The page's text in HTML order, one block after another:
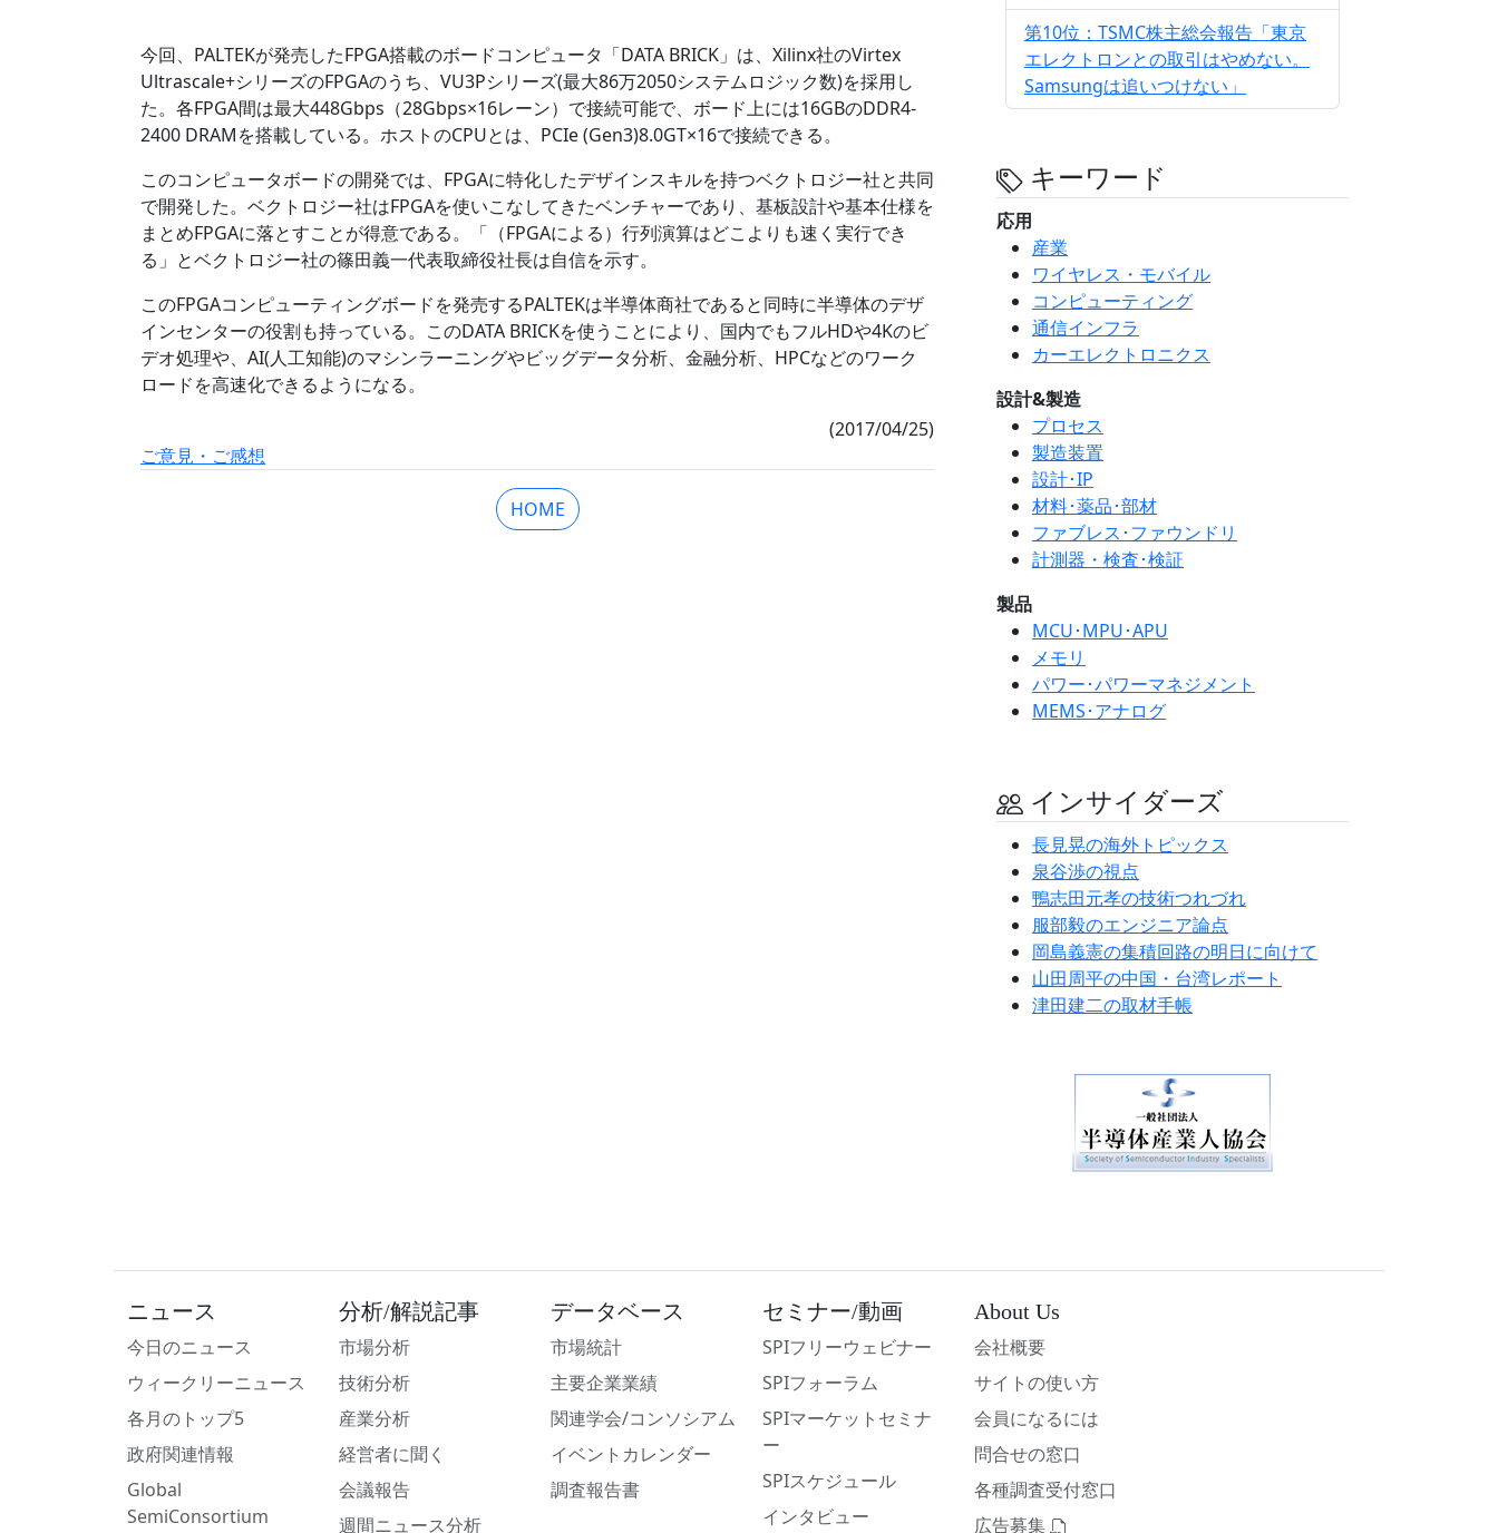
今回、PALTEKが発売したFPGA搭載のボードコンピュータ「DATA BRICK」は、Xilinx社のVirtex
Ultrascale+シリーズのFPGAのうち、VU3Pシリーズ(最大86万2050システムロジック数)を採用し
た。各FPGA間は最大448Gbps（28Gbps×16レーン）で接続可能で、ボード上には16GBのDDR4-
2400 DRAMを搭載している。ホストのCPUとは、PCIe (Gen3)8.0GT×16で接続できる。
このコンピュータボードの開発では、FPGAに特化したデザインスキルを持つベクトロジー社と共同
で開発した。ベクトロジー社はFPGAを使いこなしてきたベンチャーであり、基板設計や基本仕様を
まとめFPGAに落とすことが得意である。「（FPGAによる）行列演算はどこよりも速く実行でき
る」とベクトロジー社の篠田義一代表取締役社長は自信を示す。
このFPGAコンピューティングボードを発売するPALTEKは半導体商社であると同時に半導体のデザ
インセンターの役割も持っている。このDATA BRICKを使うことにより、国内でもフルHDや4Kのビ
デオ処理や、AI(人工知能)のマシンラーニングやビッグデータ分析、金融分析、HPCなどのワーク
ロードを高速化できるようになる。
(2017/04/25)
ご意見・ご感想
HOME
第10位：TSMC株主総会報告「東京
エレクトロンとの取引はやめない。
Samsungは追いつけない」
キーワード
応用
産業
ワイヤレス・モバイル
コンピューティング
通信インフラ
カーエレクトロニクス
設計&製造
プロセス
製造装置
設計･IP
材料･薬品･部材
ファブレス･ファウンドリ
計測器・検査･検証
製品
MCU･MPU･APU
メモリ
パワー･パワーマネジメント
MEMS･アナログ
インサイダーズ
長見晃の海外トピックス
泉谷渉の視点
鴨志田元孝の技術つれづれ
服部毅のエンジニア論点
岡島義憲の集積回路の明日に向けて
山田周平の中国・台湾レポート
津田建二の取材手帳
ニュース
今日のニュース
ウィークリーニュース
各月のトップ5
政府関連情報
Global
SemiConsortium
分析/解説記事
市場分析
技術分析
産業分析
経営者に聞く
会議報告
週間ニュース分析
データベース
市場統計
主要企業業績
関連学会/コンソシアム
イベントカレンダー
調査報告書
セミナー/動画
SPIフリーウェビナー
SPIフォーラム
SPIマーケットセミナ
ー
SPIスケジュール
インタビュー
About Us
会社概要
サイトの使い方
会員になるには
問合せの窓口
各種調査受付窓口
広告募集